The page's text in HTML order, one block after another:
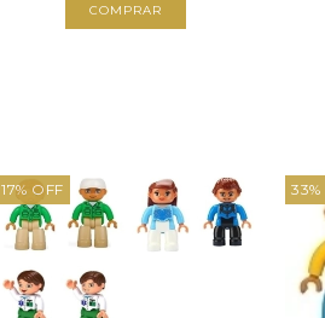
COMPRAR
17% OFF 33%